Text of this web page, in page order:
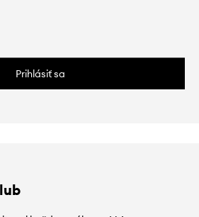
Prihlásiť sa